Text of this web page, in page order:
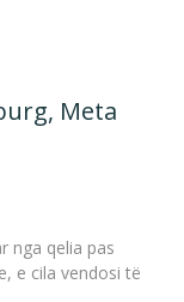
Meta
nga qelia pas
e cila vendosi të